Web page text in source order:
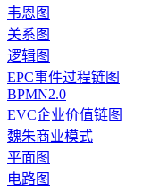
韦恩图
关系图
逻辑图
EPC事件过程链图
BPMN2.0
EVC企业价值链图
魏朱商业模式
平面图
电路图